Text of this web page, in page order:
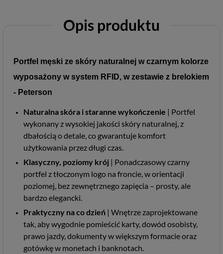
Opis produktu
Portfel męski ze skóry naturalnej w czarnym kolorze
wyposażony w system RFID, w zestawie z brelokiem
- Peterson
Naturalna skóra i staranne wykończenie | Portfel
wykonany z wysokiej jakości skóry naturalnej, z
dbałością o detale, co gwarantuje komfort
użytkowania przez długi czas.
Klasyczny, poziomy krój | Ponadczasowy czarny
portfel z tłoczonym logo na froncie, w orientacji
poziomej, bez zewnętrznego zapięcia – prosty, ale
bardzo elegancki.
Praktyczny na co dzień | Wnętrze zaprojektowane
tak, aby wygodnie pomieścić karty, dowód osobisty,
prawo jazdy, dokumenty w większym formacie oraz
gotówkę w monetach i banknotach.